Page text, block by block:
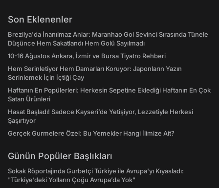
Son Eklenenler
Brezilya'da İnanılmaz Anlar: Maranhao Gol Sevinci Sırasında Tünele
Düşünce Hem Sakatlandı Hem Golü Sayılmadı
10-16 Ağustos Ankara, İzmir ve Bursa Tiyatro Rehberi
Hem Serinletiyor Hem Damarları Koruyor: Japonların Yazın
Serinlemek İçin İçtiği Çay
Haftanın En Popülerleri: Herkesin Sepetine Eklediği Haftanın En Çok
Satan Ürünleri
Hasat Başladı! Sadece Kayseri’de Yetişiyor, Lezzetiyle Herkesi
Şaşırtıyor
Gerçek Gurmelere Özel: Bu Yemekler Hangi İlimize Ait?
Günün Popüler Başlıkları
Sokak Röportajında Gurbetçi Türkiye ile Avrupa'yı Kıyasladı:
"Türkiye’deki Yolların Çoğu Avrupa’da Yok"